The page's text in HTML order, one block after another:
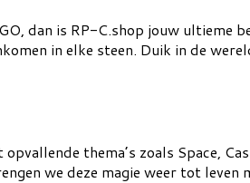
dan is RP-C.shop jouw ultieme
in elke steen. Duik in de
thema’s zoals Space,
we deze magie weer tot leven